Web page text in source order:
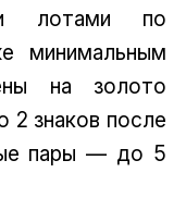
лотами по
минимальным
на золото
2 знаков после
пары — до 5